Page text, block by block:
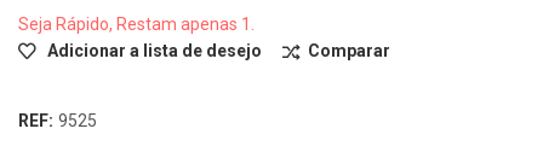
Seja Rápido, Restam apenas 1.
Adicionar a lista de desejo
Comparar
REF: 9525